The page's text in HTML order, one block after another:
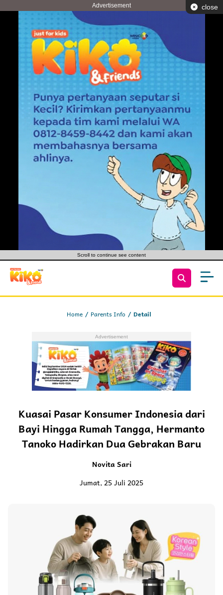
Advertisement close
Scroll to continue see content
Home Parents Info Detail
Kuasai Pasar Konsumer Indonesia dari
Bayi Hingga Rumah Tangga, Hermanto
Tanoko Hadirkan Dua Gebrakan Baru
Novita Sari
Jumat, 25 Juli 2025